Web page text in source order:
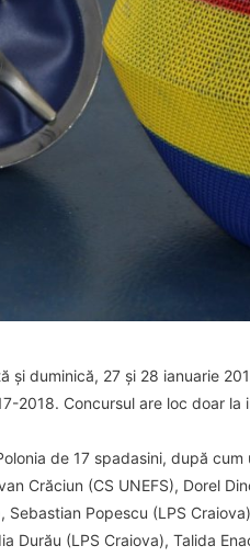
și duminică, 27 și 28 ianuarie
2018. Concursul are loc doar
de 17 spadasini, după cum
Crăciun (CS UNEFS), Dorel
Sebastian Popescu (LPS
Durău (LPS Craiova), Talida